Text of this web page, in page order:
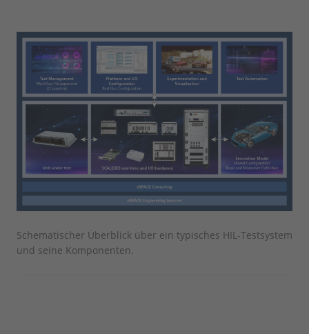
Schematischer Überblick über ein typisches HIL-Testsystem
und seine Komponenten.